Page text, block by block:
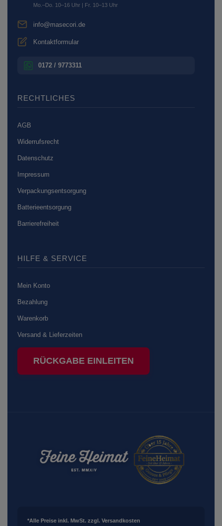
Mo.–Do. 10–16 Uhr | Fr. 10–13 Uhr
info@masecori.de
Kontaktformular
0172 / 9773311
RECHTLICHES
AGB
Widerrufsrecht
Datenschutz
Impressum
Verpackungsentsorgung
Batterieentsorgung
Barrierefreiheit
HILFE & SERVICE
Mein Konto
Bezahlung
Warenkorb
Versand & Lieferzeiten
RÜCKGABE EINLEITEN
*Alle Preise inkl. MwSt. zzgl. Versandkosten